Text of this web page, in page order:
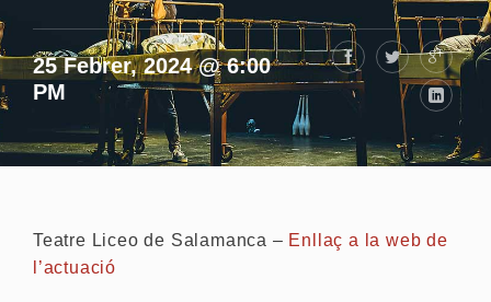
25 Febrer, 2024 @ 6:00
PM
Teatre Liceo de Salamanca – Enllaç a la web de
l’actuació